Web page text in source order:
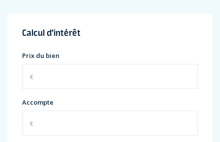
Calcul d’intérêt
Prix du bien
Accompte